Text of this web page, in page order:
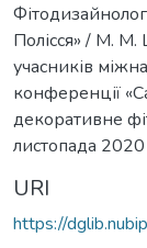
Полісся» / М. М.
учасників
конференції
декоративне
листопада
URI
https://